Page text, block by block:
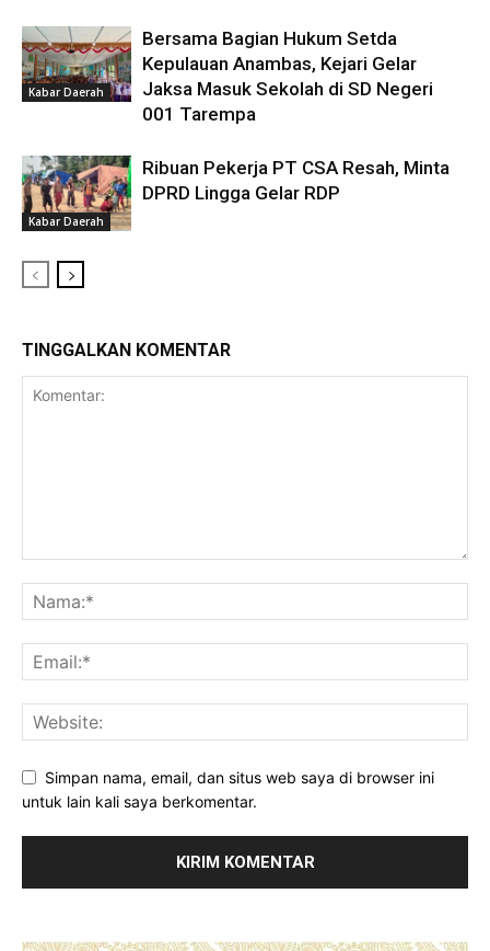
Kabar Daerah
Bersama Bagian Hukum Setda
Kepulauan Anambas, Kejari Gelar
Jaksa Masuk Sekolah di SD Negeri
001 Tarempa
Kabar Daerah
Ribuan Pekerja PT CSA Resah, Minta
DPRD Lingga Gelar RDP
TINGGALKAN KOMENTAR
Simpan nama, email, dan situs web saya di browser ini
untuk lain kali saya berkomentar.